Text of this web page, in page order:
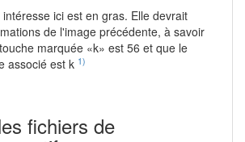
ici est en gras. Elle devrait
de l'image précédente, à savoir
marquée «k» est 56 et que le
associé est k 1)
fichiers de